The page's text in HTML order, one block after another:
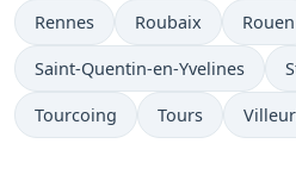
Rennes Roubaix Rouen
Saint-Quentin-en-Yvelines
Tourcoing Tours